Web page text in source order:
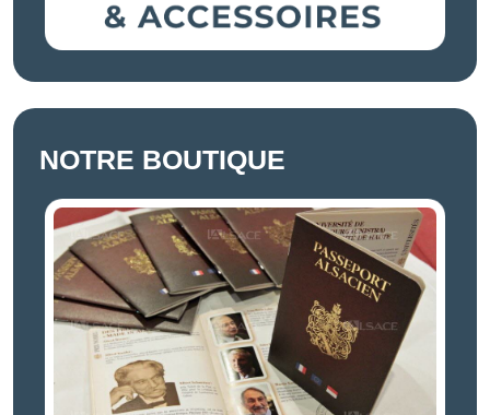
NOTRE BOUTIQUE